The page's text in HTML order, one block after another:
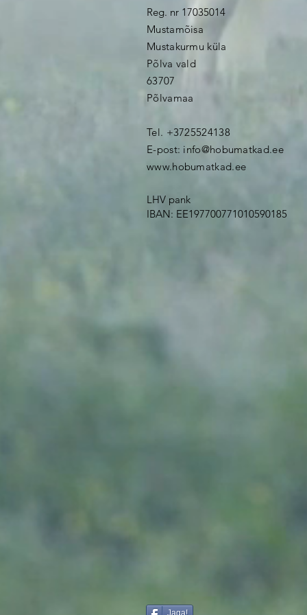
Reg. nr 17035014
Mustamõisa
Mustakurmu küla
Põlva vald
63707
Põlvamaa
Tel. +3725524138
E-post: info@hobumatkad.ee
www.hobumatkad.ee
LHV pank
IBAN: EE197700771010590185
Jaga!